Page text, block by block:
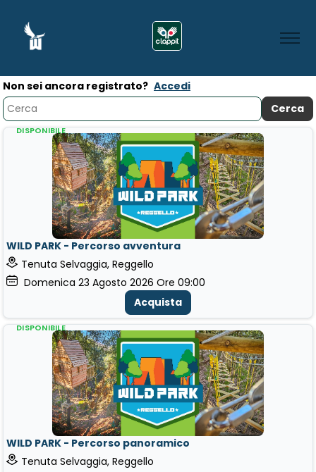
Non sei ancora registrato? Accedi
WILD PARK - Percorso avventura
Tenuta Selvaggia, Reggello
Domenica 23 Agosto 2026 Ore 09:00
DISPONIBILE
Acquista
WILD PARK - Percorso panoramico
Tenuta Selvaggia, Reggello
DISPONIBILE